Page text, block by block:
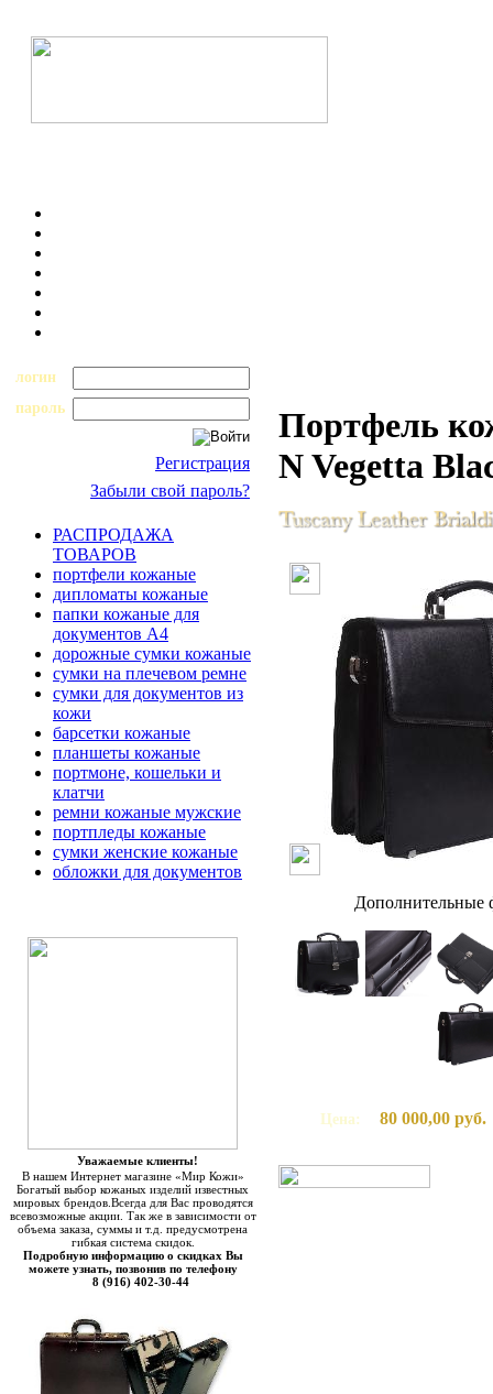
логин
пароль
Регистрация
Забыли свой пароль?
РАСПРОДАЖА
ТОВАРОВ
портфели кожаные
дипломаты кожаные
папки кожаные для
документов А4
дорожные сумки кожаные
сумки на плечевом ремне
сумки для документов из
кожи
барсетки кожаные
планшеты кожаные
портмоне, кошельки и
клатчи
ремни кожаные мужские
портпледы кожаные
сумки женские кожаные
обложки для документов
Уважаемые клиенты!
В нашем Интернет магазине «Мир Кожи»
Богатый выбор кожаных изделий известных
мировых брендов.Всегда для Вас проводятся
всевозможные акции. Так же в зависимости от
объема заказа, суммы и т.д. предусмотрена
гибкая система скидок.
Подробную информацию о скидках Вы
можете узнать, позвонив по телефону
8 (916) 402-30-44
Портфель
N Vegetta
Дополнительные
Цена: 80 000,00 руб.